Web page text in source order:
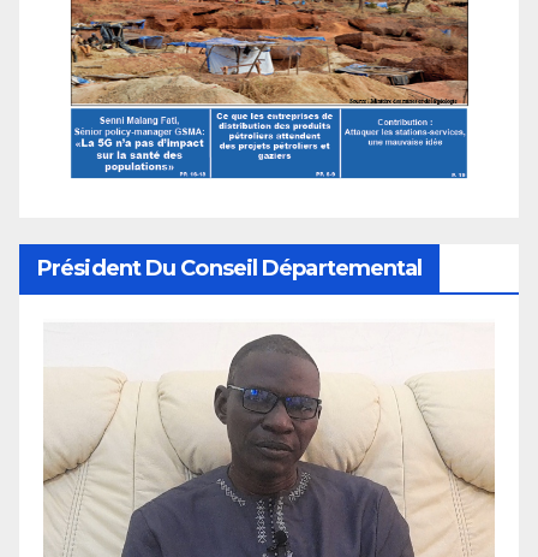
Président Du Conseil Départemental